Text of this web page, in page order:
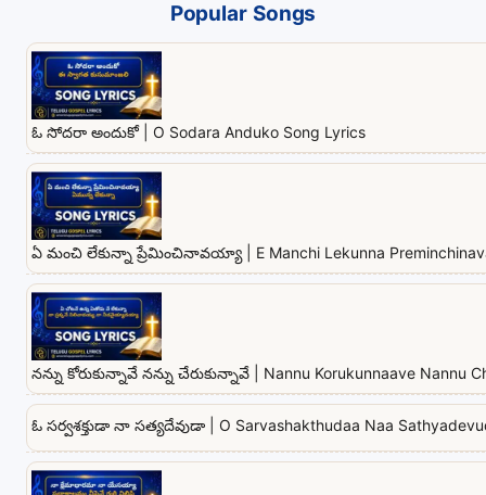
Popular Songs
ఓ సోదరా అందుకో | O Sodara Anduko Song Lyrics
ఏ మంచి లేకున్నా ప్రేమించినావయ్యా | E Manchi Lekunna
నన్ను కోరుకున్నావే నన్ను చేరుకున్నావే | Nannu Korukunnaave Nannu
ఓ సర్వశక్తుడా నా సత్యదేవుడా | O Sarvashakthudaa Naa